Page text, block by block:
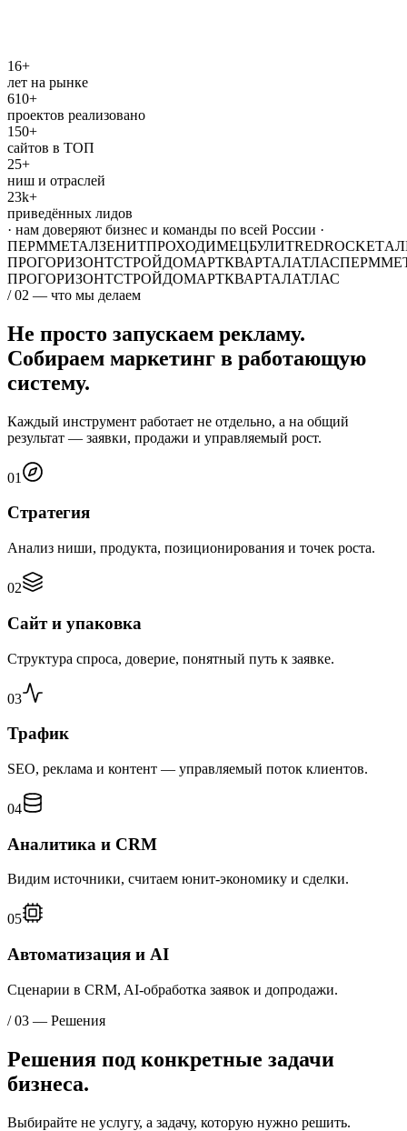
16+
лет на рынке
610+
проектов реализовано
150+
сайтов в ТОП
25+
ниш и отраслей
23k+
приведённых лидов
· нам доверяют бизнес и команды по всей России ·
ПЕРММЕТАЛЗЕНИТПРОХОДИМЕЦБУЛИТREDROCKET
ПРОГОРИЗОНТСТРОЙДОМАРТКВАРТАЛАТЛАС
ПРОГОРИЗОНТСТРОЙДОМАРТКВАРТАЛАТЛАС
/ 02 — что мы делаем
Не просто запускаем рекламу.
Собираем маркетинг в работающую
систему.
Каждый инструмент работает не отдельно, а на общий
результат — заявки, продажи и управляемый рост.
01
Стратегия
Анализ ниши, продукта, позиционирования и точек роста.
02
Сайт и упаковка
Структура спроса, доверие, понятный путь к заявке.
03
Трафик
SEO, реклама и контент — управляемый поток клиентов.
04
Аналитика и CRM
Видим источники, считаем юнит‑экономику и сделки.
05
Автоматизация и AI
Сценарии в CRM, AI‑обработка заявок и допродажи.
/ 03 — Решения
Решения под конкретные задачи
бизнеса.
Выбирайте не услугу, а задачу, которую нужно решить.